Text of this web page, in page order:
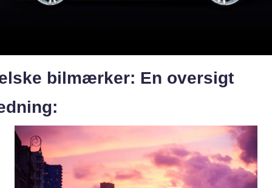
bilmærker: En oversigt